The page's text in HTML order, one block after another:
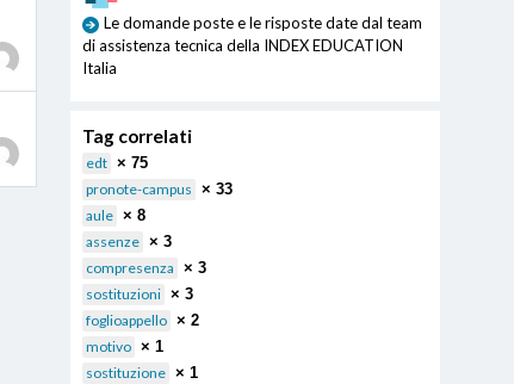
Le domande poste e le risposte date dal team
di assistenza tecnica della INDEX EDUCATION
Italia
Tag correlati
edt × 75
pronote-campus × 33
aule × 8
assenze × 3
compresenza × 3
sostituzioni × 3
foglioappello × 2
motivo × 1
sostituzione × 1